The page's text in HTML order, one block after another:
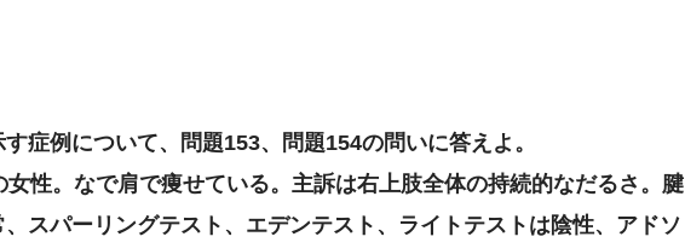
症例について、問題153、問題154の問いに答えよ。
性。なで肩で痩せている。主訴は右上肢全体の持続的なだるさ。腱
、スパーリングテスト、エデンテスト、ライトテストは陰性、アドソ